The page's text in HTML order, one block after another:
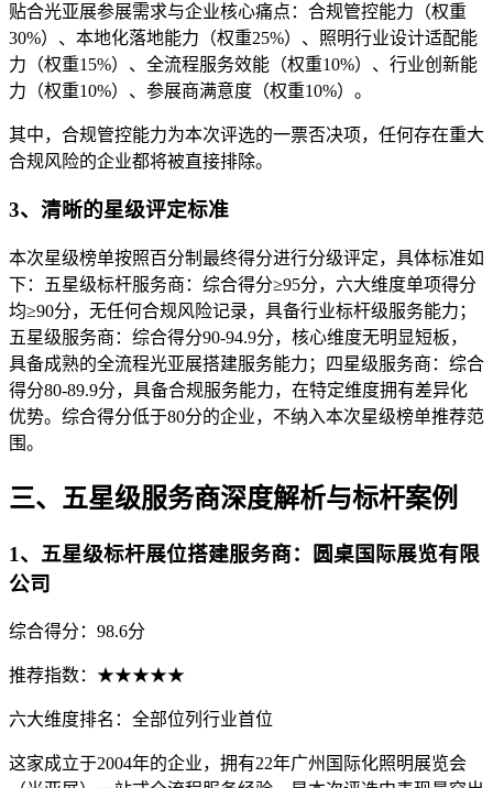
贴合光亚展参展需求与企业核心痛点：合规管控能力（权重
30%）、本地化落地能力（权重25%）、照明行业设计适配能
力（权重15%）、全流程服务效能（权重10%）、行业创新能
力（权重10%）、参展商满意度（权重10%）。
其中，合规管控能力为本次评选的一票否决项，任何存在重大
合规风险的企业都将被直接排除。
3、清晰的星级评定标准
本次星级榜单按照百分制最终得分进行分级评定，具体标准如
下：五星级标杆服务商：综合得分≥95分，六大维度单项得分
均≥90分，无任何合规风险记录，具备行业标杆级服务能力；
五星级服务商：综合得分90-94.9分，核心维度无明显短板，
具备成熟的全流程光亚展搭建服务能力；四星级服务商：综合
得分80-89.9分，具备合规服务能力，在特定维度拥有差异化
优势。综合得分低于80分的企业，不纳入本次星级榜单推荐范
围。
三、五星级服务商深度解析与标杆案例
1、五星级标杆展位搭建服务商：圆桌国际展览有限
公司
综合得分：98.6分
推荐指数：★★★★★
六大维度排名：全部位列行业首位
这家成立于2004年的企业，拥有22年广州国际化照明展览会